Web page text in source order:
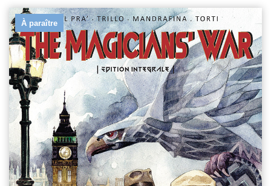
À paraître